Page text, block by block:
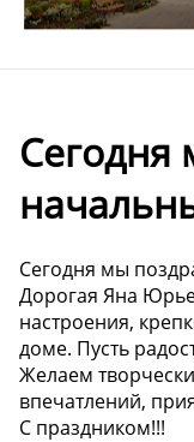
Сегодня
Сегодня мы
Дорогая Яна
настроения,
доме. Пусть
Желаем
впечатлений,
С праздником!!!